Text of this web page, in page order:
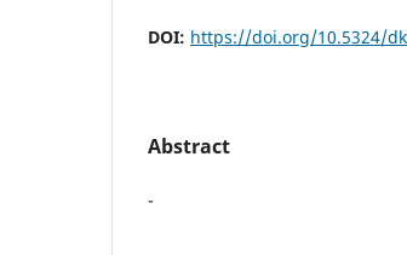
DOI: https://doi.org/10.5324/
Abstract
-